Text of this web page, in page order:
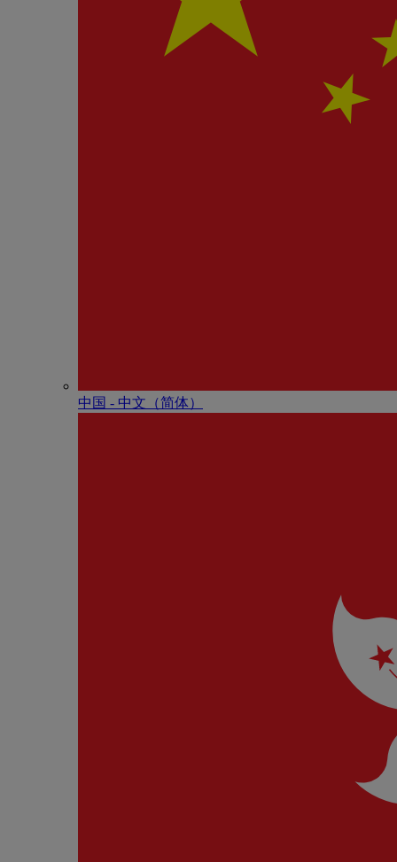
中国 - 中⽂（简体）